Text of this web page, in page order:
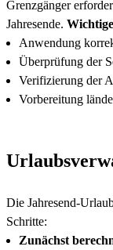
Grenzgänger
Jahresende.
Anwendung
Überprüfung der
Verifizierung der
Vorbereitung
Die Jahresend-
Schritte:
Zunächst